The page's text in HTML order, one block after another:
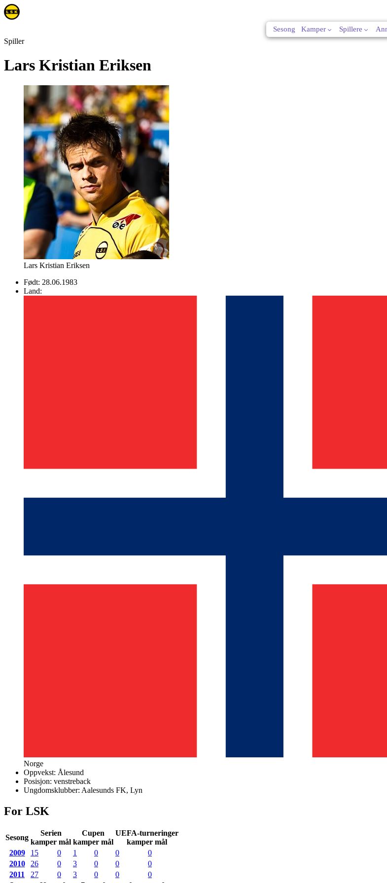
Sesong Kamper Spillere
Spiller
Lars Kristian Eriksen
Lars Kristian Eriksen
Født: 28.06.1983
Land:
Norge
Oppvekst: Ålesund
Posisjon: venstreback
Ungdomsklubber: Aalesunds FK, Lyn
For LSK
Sesong
Serien
kamper mål
Cupen
kamper mål
UEFA-turneringer
kamper mål
2009
15 0 1 0 0
0
2010
26 0 3 0 0
0
2011
27 0 3 0 0
0